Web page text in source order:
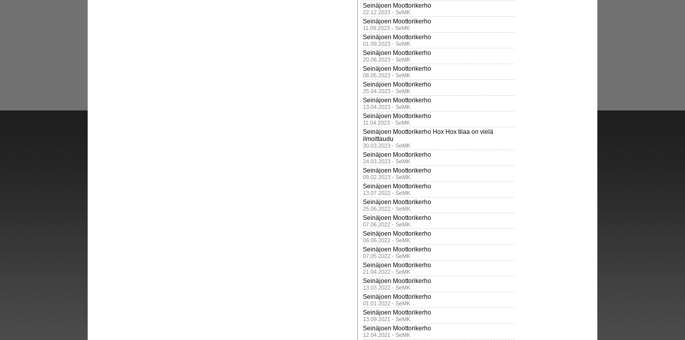
Seinäjoen Moottorikerho
22.12.2023 - SeMK
Seinäjoen Moottorikerho
11.09.2023 - SeMK
Seinäjoen Moottorikerho
01.09.2023 - SeMK
Seinäjoen Moottorikerho
20.06.2023 - SeMK
Seinäjoen Moottorikerho
08.05.2023 - SeMK
Seinäjoen Moottorikerho
25.04.2023 - SeMK
Seinäjoen Moottorikerho
13.04.2023 - SeMK
Seinäjoen Moottorikerho
11.04.2023 - SeMK
Seinäjoen Moottorikerho Hox Hox tilaa on vielä
ilmoittaudu
30.03.2023 - SeMK
Seinäjoen Moottorikerho
24.03.2023 - SeMK
Seinäjoen Moottorikerho
09.02.2023 - SeMK
Seinäjoen Moottorikerho
13.07.2022 - SeMK
Seinäjoen Moottorikerho
25.06.2022 - SeMK
Seinäjoen Moottorikerho
07.06.2022 - SeMK
Seinäjoen Moottorikerho
06.06.2022 - SeMK
Seinäjoen Moottorikerho
07.05.2022 - SeMK
Seinäjoen Moottorikerho
21.04.2022 - SeMK
Seinäjoen Moottorikerho
13.03.2022 - SeMK
Seinäjoen Moottorikerho
01.01.2022 - SeMK
Seinäjoen Moottorikerho
13.09.2021 - SeMK
Seinäjoen Moottorikerho
12.04.2021 - SeMK